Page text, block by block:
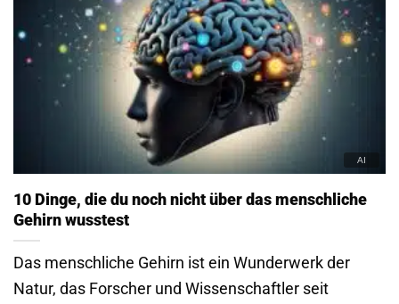
10 Dinge, die du noch nicht über das menschliche
Gehirn wusstest
Das menschliche Gehirn ist ein Wunderwerk der
Natur, das Forscher und Wissenschaftler seit